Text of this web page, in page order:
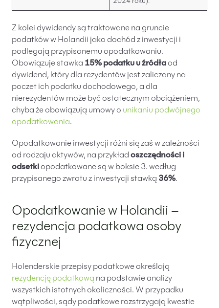
Z kolei dywidendy są traktowane na gruncie
podatków w Holandii jako dochód z inwestycji i
podlegają przypisanemu opodatkowaniu.
Obowiązuje stawka 15% podatku u źródłaod
dywidend, który dla rezydentów jest zaliczany na
poczet ich podatku dochodowego, a dla
nierezydentów może być ostatecznym obciążeniem,
chyba że obowiązują umowy o unikaniu podwójnego
opodatkowania.
Opodatkowanie inwestycji różni się zaś w zależności
od rodzaju aktywów, na przykład oszczędności i
odsetkiopodatkowane są w boksie 3. według
przypisanego zwrotu z inwestycji stawką 36%.
Opodatkowanie w Holandii –
rezydencja podatkowa osoby
fizycznej
Holenderskie przepisy podatkowe określają
rezydencję podatkową na podstawie analizy
wszystkich istotnych okoliczności. W przypadku
wątpliwości, sądy podatkowe rozstrzygają kwestie